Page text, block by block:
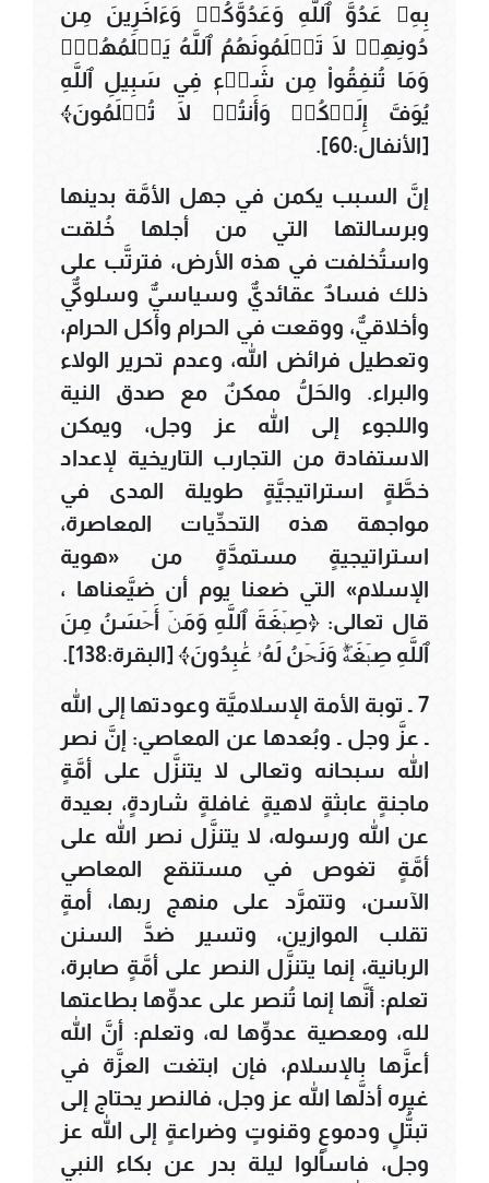
بِهِۦ عَدُوَّ ٱللَّهِ وَعَدُوَّكُمۡ وَءَاخَرِينَ مِن
دُونِهِمۡ لَا تَعۡلَمُونَهُمُ ٱللَّهُ يَعۡلَمُهُمۡۚ
وَمَا تُنفِقُواْ مِن شَيۡءٖ فِي سَبِيلِ ٱللَّهِ
يُوَفَّ إِلَيۡكُمۡ وَأَنتُمۡ لَا تُظۡلَمُونَ﴾
[الأنفال:60].
إنَّ السبب يكمن في جهل الأمَّة بدينها
وبرسالتها التي من أجلها خُلقت
واستُخلفت في هذه الأرض، فترتَّب على
ذلك فسادٌ عقائديٌّ وسياسيٌّ وسلوكيٌّ
وأخلاقيٌّ، ووقعت في الحرام وأكل الحرام،
وتعطيل فرائض الله، وعدم تحرير الولاء
والبراء. والحَلُّ ممكنٌ مع صدق النية
واللجوء إلى الله عز وجل، ويمكن
الاستفادة من التجارب التاريخية لإعداد
خطَّةٍ استراتيجيَّةٍ طويلة المدى في
مواجهة هذه التحدِّيات المعاصرة،
استراتيجيةٍ مستمدَّةٍ من «هوية
الإسلام» التي ضعنا يوم أن ضيَّعناها ،
قال تعالى: ﴿صِبۡغَةَ ٱللَّهِ وَمَنۡ أَحۡسَنُ مِنَ
ٱللَّهِ صِبۡغَةٗۖ وَنَحۡنُ لَهُۥ عَٰبِدُونَ﴾ [البقرة:138].
7 ـ توبة الأمة الإسلاميَّة وعودتها إلى الله
ـ عزَّ وجل ـ وبُعدها عن المعاصي: إنَّ نصر
الله سبحانه وتعالى لا يتنزَّل على أمَّةٍ
ماجنةٍ عابثةٍ لاهيةٍ غافلةٍ شاردةٍ، بعيدة
عن الله ورسوله، لا يتنزَّل نصر الله على
أمَّةٍ تغوص في مستنقع المعاصي
الآسن، وتتمرَّد على منهج ربها، أمةٍ
تقلب الموازين، وتسير ضدَّ السنن
الربانية، إنما يتنزَّل النصر على أمَّةٍ صابرة،
تعلم: أنَّها إنما تُنصر على عدوِّها بطاعتها
لله، ومعصية عدوِّها له، وتعلم: أنَّ الله
أعزَّها بالإسلام، فإن ابتغت العزَّة في
غيره أذلَّها الله عز وجل، فالنصر يحتاج إلى
تبتُّلٍ ودموعٍ وقنوتٍ وضراعةٍ إلى الله عز
وجل، فاسألوا ليلة بدر عن بكاء النبي